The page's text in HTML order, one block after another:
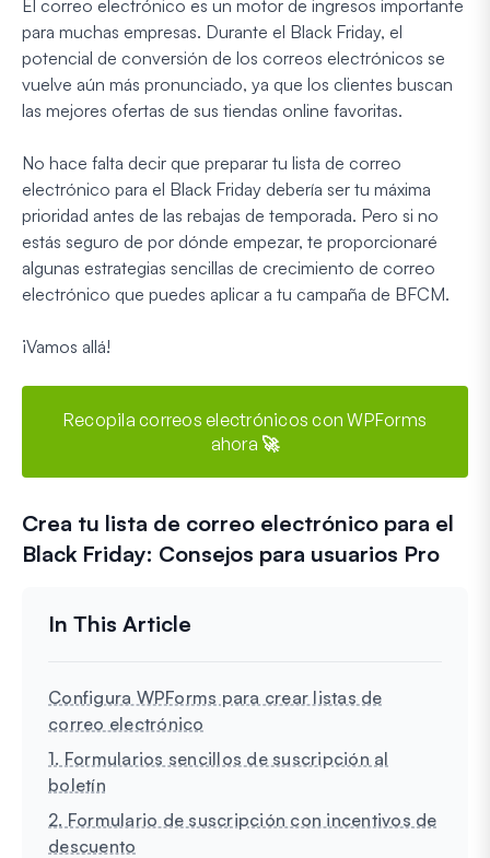
El correo electrónico es un motor de ingresos importante
para muchas empresas. Durante el Black Friday, el
potencial de conversión de los correos electrónicos se
vuelve aún más pronunciado, ya que los clientes buscan
las mejores ofertas de sus tiendas online favoritas.
No hace falta decir que preparar tu lista de correo
electrónico para el Black Friday debería ser tu máxima
prioridad antes de las rebajas de temporada. Pero si no
estás seguro de por dónde empezar, te proporcionaré
algunas estrategias sencillas de crecimiento de correo
electrónico que puedes aplicar a tu campaña de BFCM.
¡Vamos allá!
Recopila correos electrónicos con WPForms
ahora 🚀
Crea tu lista de correo electrónico para el
Black Friday: Consejos para usuarios Pro
Configura WPForms para crear listas de
correo electrónico
1. Formularios sencillos de suscripción al
boletín
2. Formulario de suscripción con incentivos de
descuento